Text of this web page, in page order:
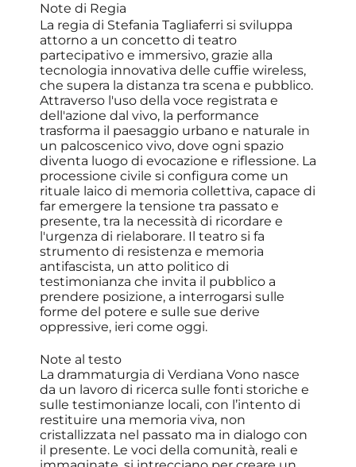
Note di Regia
La regia di Stefania Tagliaferri si sviluppa
attorno a un concetto di teatro
partecipativo e immersivo, grazie alla
tecnologia innovativa delle cuffie wireless,
che supera la distanza tra scena e pubblico.
Attraverso l'uso della voce registrata e
dell'azione dal vivo, la performance
trasforma il paesaggio urbano e naturale in
un palcoscenico vivo, dove ogni spazio
diventa luogo di evocazione e riflessione. La
processione civile si configura come un
rituale laico di memoria collettiva, capace di
far emergere la tensione tra passato e
presente, tra la necessità di ricordare e
l'urgenza di rielaborare. Il teatro si fa
strumento di resistenza e memoria
antifascista, un atto politico di
testimonianza che invita il pubblico a
prendere posizione, a interrogarsi sulle
forme del potere e sulle sue derive
oppressive, ieri come oggi.
Note al testo
La drammaturgia di Verdiana Vono nasce
da un lavoro di ricerca sulle fonti storiche e
sulle testimonianze locali, con l’intento di
restituire una memoria viva, non
cristallizzata nel passato ma in dialogo con
il presente. Le voci della comunità, reali e